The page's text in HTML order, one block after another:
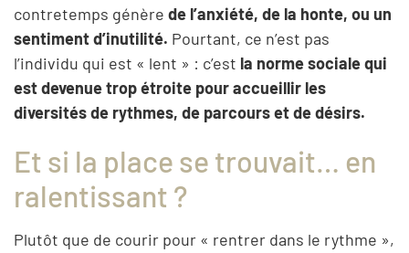
contretemps génère de l’anxiété, de la honte, ou un
sentiment d’inutilité. Pourtant, ce n’est pas
l’individu qui est « lent » : c’est la norme sociale qui
est devenue trop étroite pour accueillir les
diversités de rythmes, de parcours et de désirs.
Et si la place se trouvait… en
ralentissant ?
Plutôt que de courir pour « rentrer dans le rythme »,